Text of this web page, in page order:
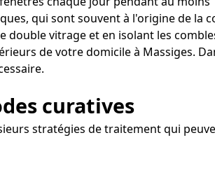
qui sont souvent à l'origine de la
vitrage et en isolant les
de votre domicile à Massiges.
curatives
stratégies de traitement qui